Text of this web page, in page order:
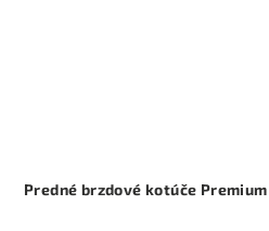
Predné brzdové kotúče